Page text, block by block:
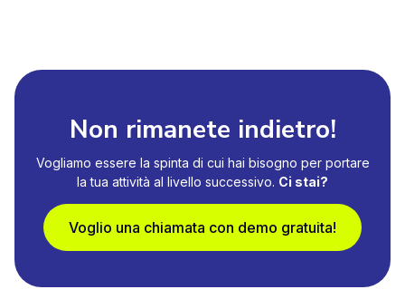
Non rimanete indietro!
Vogliamo essere la spinta di cui hai bisogno per portare
la tua attività al livello successivo. Ci stai?
Voglio una chiamata con demo gratuita!